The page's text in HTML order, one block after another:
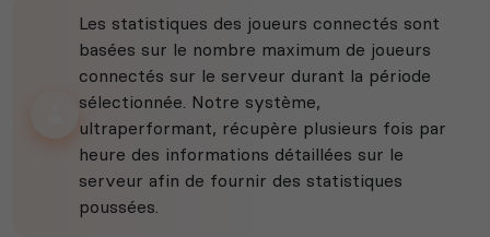
Les statistiques des joueurs connectés sont
basées sur le nombre maximum de joueurs
connectés sur le serveur durant la période
sélectionnée. Notre système,
ultraperformant, récupère plusieurs fois par
heure des informations détaillées sur le
serveur afin de fournir des statistiques
poussées.